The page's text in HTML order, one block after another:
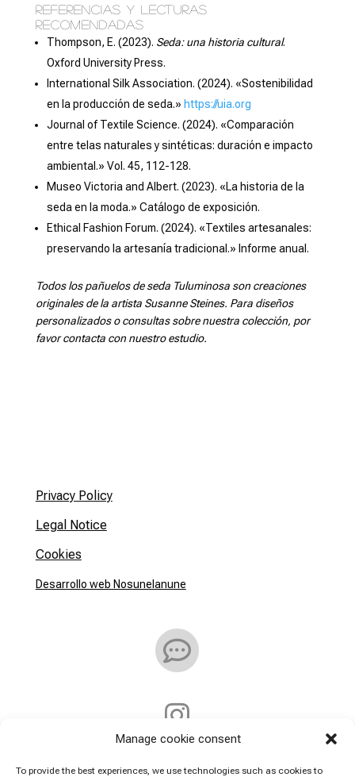
Manage cookie consent
To provide the best experiences, we use technologies such as cookies to
Referencias y lecturas
recomendadas
Thompson, E. (2023). Seda: una historia cultural.
Oxford University Press.
International Silk Association. (2024). «Sostenibilidad
en la producción de seda.» https://uia.org
Journal of Textile Science. (2024). «Comparación
entre telas naturales y sintéticas: duración e impacto
ambiental.» Vol. 45, 112-128.
Museo Victoria and Albert. (2023). «La historia de la
seda en la moda.» Catálogo de exposición.
Ethical Fashion Forum. (2024). «Textiles artesanales:
preservando la artesanía tradicional.» Informe anual.
Todos los pañuelos de seda Tuluminosa son creaciones
originales de la artista Susanne Steines. Para diseños
personalizados o consultas sobre nuestra colección, por
favor contacta con nuestro estudio.
Privacy Policy
Legal Notice
Cookies
Desarrollo web Nosunelanune

